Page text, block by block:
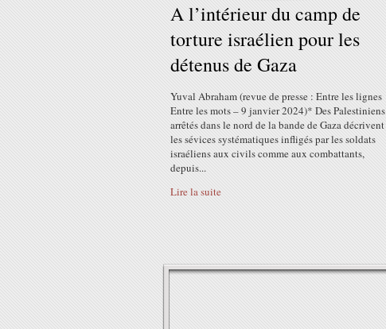
A l’intérieur du camp de
torture israélien pour les
détenus de Gaza
Yuval Abraham (revue de presse : Entre les lignes
Entre les mots – 9 janvier 2024)* Des Palestiniens
arrêtés dans le nord de la bande de Gaza décrivent
les sévices systématiques infligés par les soldats
israéliens aux civils comme aux combattants,
depuis...
Lire la suite